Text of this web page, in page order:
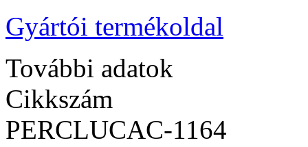
Gyártói termékoldal
További adatok
Cikkszám
PERCLUCAC-1164